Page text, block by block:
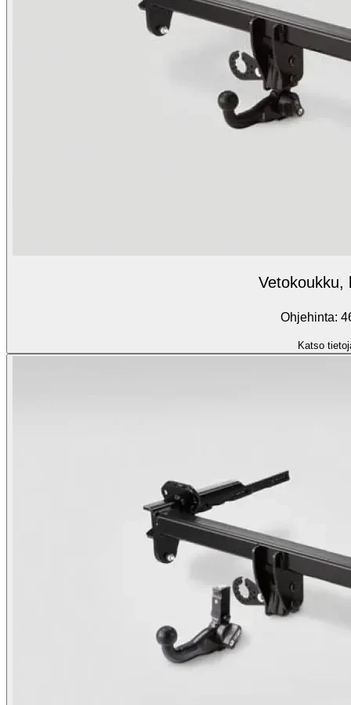
Vetokoukku,
Ohjehinta:
Katso